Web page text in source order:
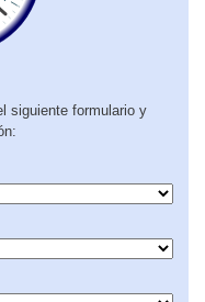
siguiente formulario y